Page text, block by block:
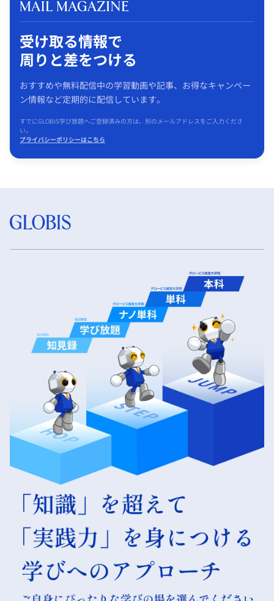
受け取る情報で
周りと差をつける
おすすめや無料配信中の学習動画や記事、お得なキャンペー
ン情報など定期的に配信しています。
すでにGLOBIS学び放題へご登録済みの方は、別のメールアドレスをご入力くださ
い。
プライバシーポリシーはこちら